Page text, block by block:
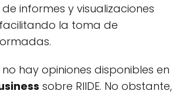
informes y visualizaciones
la toma de
hay opiniones disponibles en
sobre RIIDE. No obstante,